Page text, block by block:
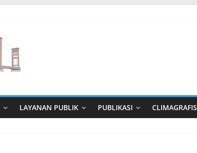
LAYANAN PUBLIK PUBLIKASI CLIMAGRAFIS